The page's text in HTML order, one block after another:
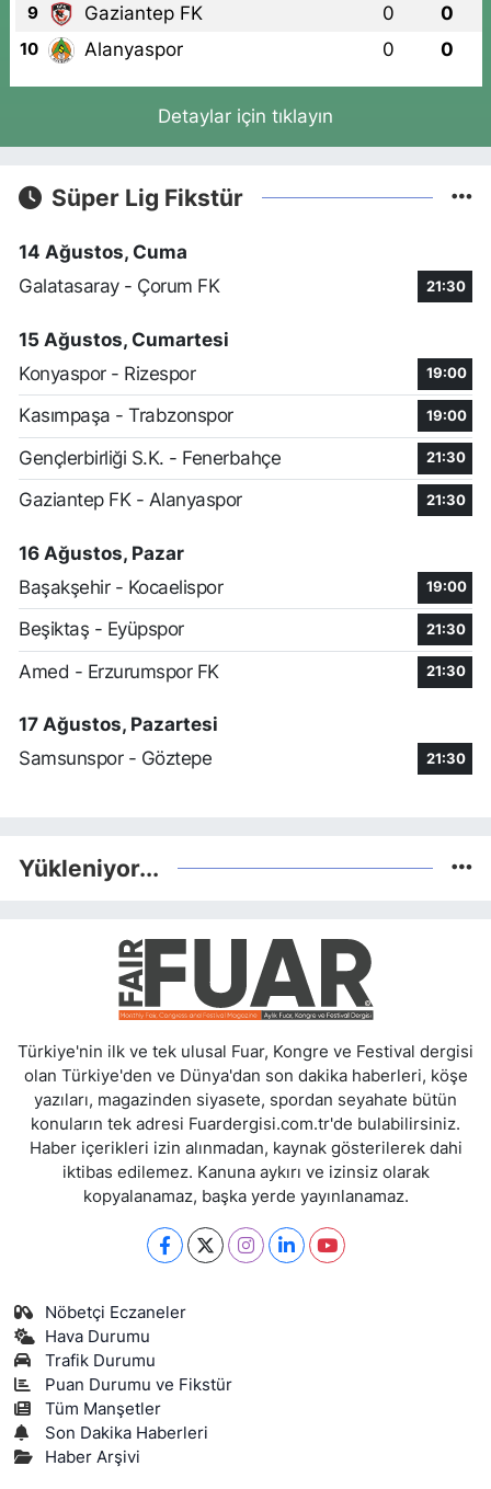
9 Gaziantep FK 0 0
10 Alanyaspor 0 0
Detaylar için tıklayın
Süper Lig Fikstür
14 Ağustos, Cuma
Galatasaray - Çorum FK
21:30
15 Ağustos, Cumartesi
Konyaspor - Rizespor
19:00
Kasımpaşa - Trabzonspor 19:00
Gençlerbirliği S.K. - Fenerbahçe 21:30
Gaziantep FK - Alanyaspor 21:30
16 Ağustos, Pazar
Başakşehir - Kocaelispor
19:00
Beşiktaş - Eyüpspor 21:30
Amed - Erzurumspor FK 21:30
17 Ağustos, Pazartesi
Samsunspor - Göztepe
21:30
Yükleniyor...
Türkiye'nin ilk ve tek ulusal Fuar, Kongre ve Festival dergisi
olan Türkiye'den ve Dünya'dan son dakika haberleri, köşe
yazıları, magazinden siyasete, spordan seyahate bütün
konuların tek adresi Fuardergisi.com.tr'de bulabilirsiniz.
Haber içerikleri izin alınmadan, kaynak gösterilerek dahi
iktibas edilemez. Kanuna aykırı ve izinsiz olarak
kopyalanamaz, başka yerde yayınlanamaz.
Nöbetçi Eczaneler
Hava Durumu
Trafik Durumu
Puan Durumu ve Fikstür
Tüm Manşetler
Son Dakika Haberleri
Haber Arşivi